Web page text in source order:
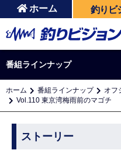
ホーム 釣りビ
番組ラインナップ
ホーム 番組ラインナップ
オフ
Vol.110 東京湾梅雨前のマゴチ
ストーリー